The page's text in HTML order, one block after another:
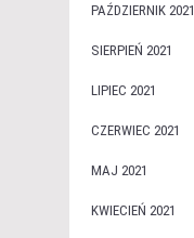
PAŹDZIERNIK 2021
SIERPIEŃ 2021
LIPIEC 2021
CZERWIEC 2021
MAJ 2021
KWIECIEŃ 2021